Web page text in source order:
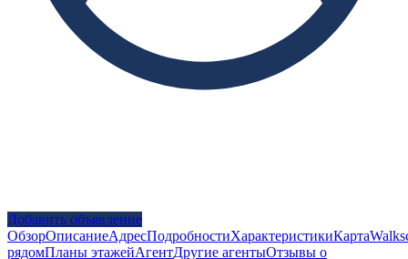
Добавить объявление
ОбзорОписаниеАдресПодробностиХарактеристикиКарта
рядомПланы этажейАгентДругие агентыОтзывы о